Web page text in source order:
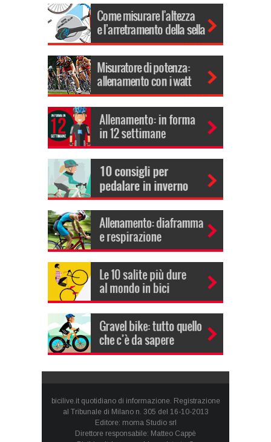
bicilive.it quotidiano di informazione. Registrazione
al Tribunale di Milano n. 305 del 16-10-2013
Editore: moma Studio srl
Direttore responsabile: Matteo Cappè